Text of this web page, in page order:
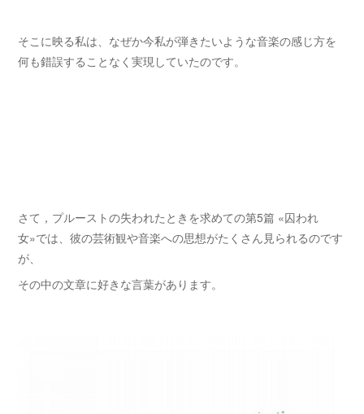
そこに映る私は、なぜか今私が弾きたいような音楽の感じ方を
何も錯誤することなく実現していたのです。
さて，プルーストの失われたときを求めての第5篇 «囚われ
女»では、彼の芸術観や音楽への思想がたくさん見られるのです
が、
その中の文章に好きな言葉があります。